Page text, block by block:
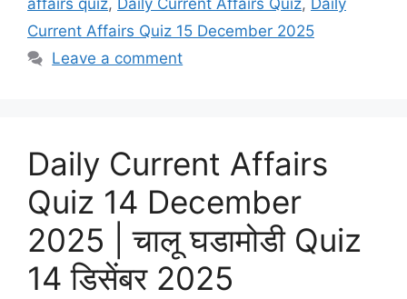
affairs quiz, Daily Current Affairs Quiz, Daily
Current Affairs Quiz 15 December 2025
Leave a comment
Daily Current Affairs
Quiz 14 December
2025 | चालू घडामोडी Quiz
14 डिसेंबर 2025